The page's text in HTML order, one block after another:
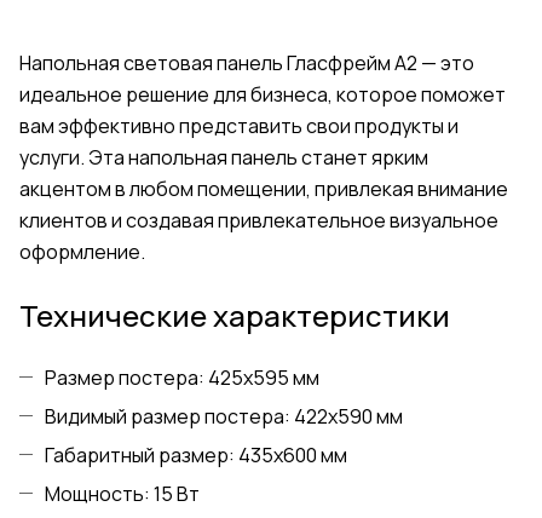
Напольная световая панель Гласфрейм А2 — это
идеальное решение для бизнеса, которое поможет
вам эффективно представить свои продукты и
услуги. Эта напольная панель станет ярким
акцентом в любом помещении, привлекая внимание
клиентов и создавая привлекательное визуальное
оформление.
Технические характеристики
Размер постера: 425x595 мм
Видимый размер постера: 422x590 мм
Габаритный размер: 435x600 мм
Мощность: 15 Вт